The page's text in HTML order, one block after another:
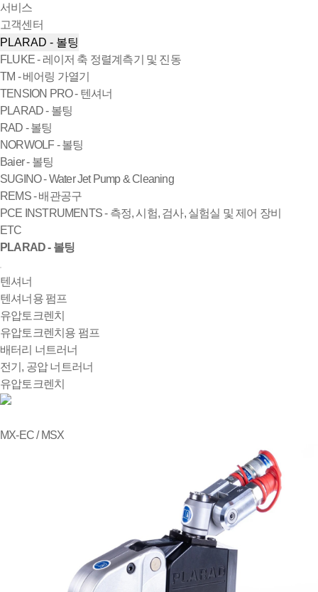
서비스
고객센터
PLARAD - 볼팅
FLUKE - 레이저 축 정렬계측기 및 진동
TM - 베어링 가열기
TENSION PRO - 텐셔너
PLARAD - 볼팅
RAD - 볼팅
NORWOLF - 볼팅
Baier - 볼팅
SUGINO - Water Jet Pump & Cleaning
REMS - 배관공구
PCE INSTRUMENTS - 측정, 시험, 검사, 실험실 및 제어 장비
ETC
PLARAD - 볼팅
텐셔너
텐셔너용 펌프
유압토크렌치
유압토크렌치용 펌프
배터리 너트러너
전기, 공압 너트러너
유압토크렌치
MX-EC / MSX